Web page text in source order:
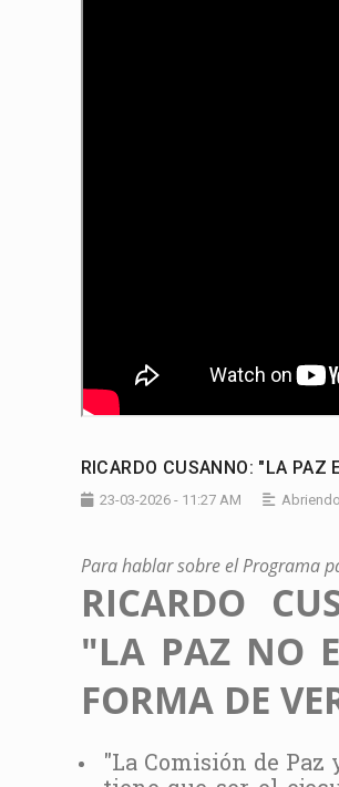
RICARDO CUSANNO: "LA PAZ
23-03-2026 - 11:27 AM
Para hablar sobre el Programa
RICARDO
"LA PAZ NO
FORMA DE
"La Comisión de